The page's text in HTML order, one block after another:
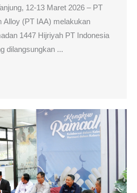
12-13 Maret 2026 – PT
Alloy (PT IAA) melakukan
1447 Hijriyah PT Indonesia
dilangsungkan ...